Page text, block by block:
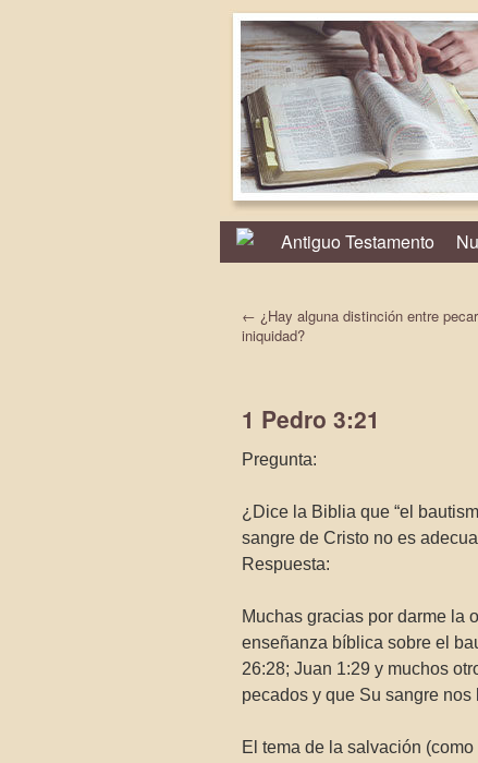
Antiguo Testamento
← ¿Hay alguna distinción entre
iniquidad?
1 Pedro 3:21
Pregunta:
¿Dice la Biblia que “el
sangre de Cristo no es
Respuesta:
Muchas gracias por darme la
enseñanza bíblica sobre el
26:28; Juan 1:29 y muchos
pecados y que Su sangre nos
El tema de la salvación